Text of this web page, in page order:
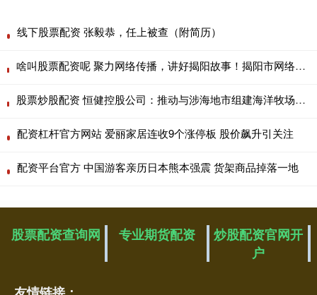
线下股票配资 张毅恭，任上被查（附简历）
啥叫股票配资呢 聚力网络传播，讲好揭阳故事！揭阳市网络文化协会选出新一届领航班子
股票炒股配资 恒健控股公司：推动与涉海地市组建海洋牧场产业发展子基金
配资杠杆官方网站 爱丽家居连收9个涨停板 股价飙升引关注
配资平台官方 中国游客亲历日本熊本强震 货架商品掉落一地
股票配资查询网 专业期货配资
炒股配资官网开
户